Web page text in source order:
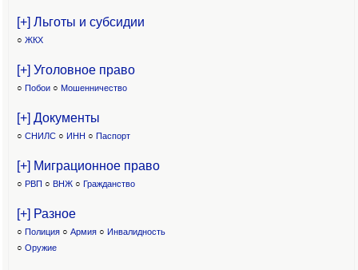
[+] Льготы и субсидии
○ ЖКХ
[+] Уголовное право
○ Побои ○ Мошенничество
[+] Документы
○ СНИЛС ○ ИНН ○ Паспорт
[+] Миграционное право
○ РВП ○ ВНЖ ○ Гражданство
[+] Разное
○ Полиция ○ Армия ○ Инвалидность
○ Оружие